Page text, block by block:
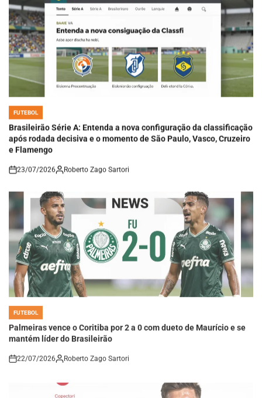
POSTED
IN
FUTEBOL
Brasileirão Série A: Entenda a nova configuração da classificação
após rodada decisiva e o momento de São Paulo, Vasco, Cruzeiro
e Flamengo
on
POSTED
Palmeiras vence o Coritiba por 2 a 0 com dueto de Maurício e se
mantém líder do Brasileirão